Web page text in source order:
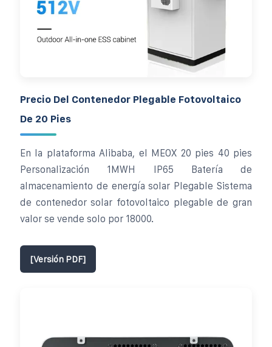
Precio Del Contenedor Plegable Fotovoltaico
De 20 Pies
En la plataforma Alibaba, el MEOX 20 pies 40 pies
Personalización 1MWH IP65 Batería de
almacenamiento de energía solar Plegable Sistema
de contenedor solar fotovoltaico plegable de gran
valor se vende solo por 18000.
[Versión PDF]